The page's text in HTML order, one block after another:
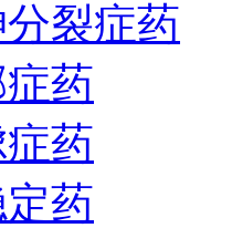
裂症药
药
药
药